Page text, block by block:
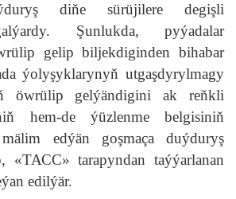
diňe sürüjilere degişli
Şunlukda, pyýadalar
gelip biljekdiginden bihabar
ýolyşyklarynyň utgaşdyrylmagy
öwrülip gelýändigini ak reňkli
hem-de ýüzlenme belgisiniň
edýän goşmaça duýduryş
tarapyndan taýýarlanan
edilýär.